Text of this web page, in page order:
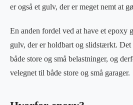
er også et gulv, der er meget nemt at
En anden fordel ved at have et epoxy
gulv, der er holdbart og slidstærkt. Det
både store og små belastninger, og
velegnet til både store og små garager.